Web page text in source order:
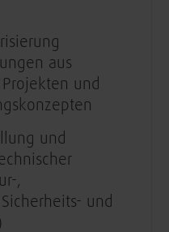
aus
und
und
,
und